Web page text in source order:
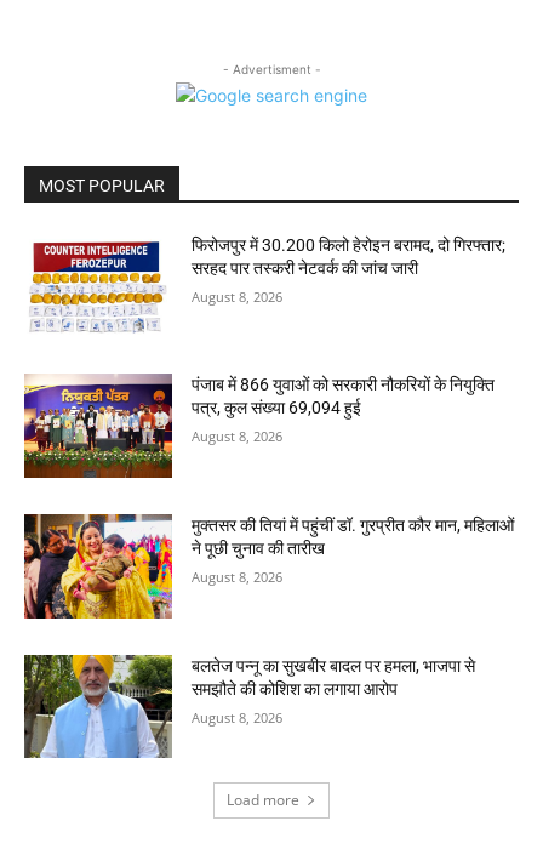
- Advertisment -
MOST POPULAR
फिरोजपुर में 30.200 किलो हेरोइन बरामद, दो गिरफ्तार;
सरहद पार तस्करी नेटवर्क की जांच जारी
August 8, 2026
पंजाब में 866 युवाओं को सरकारी नौकरियों के नियुक्ति
पत्र, कुल संख्या 69,094 हुई
August 8, 2026
मुक्तसर की तियां में पहुंचीं डॉ. गुरप्रीत कौर मान, महिलाओं
ने पूछी चुनाव की तारीख
August 8, 2026
बलतेज पन्नू का सुखबीर बादल पर हमला, भाजपा से
समझौते की कोशिश का लगाया आरोप
August 8, 2026
Load more